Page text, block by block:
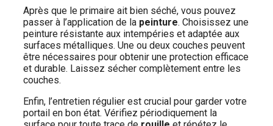
Après que le primaire ait bien séché, vous pouvez
passer à l’application de la peinture. Choisissez une
peinture résistante aux intempéries et adaptée aux
surfaces métalliques. Une ou deux couches peuvent
être nécessaires pour obtenir une protection efficace
et durable. Laissez sécher complètement entre les
couches.
Enfin, l’entretien régulier est crucial pour garder votre
portail en bon état. Vérifiez périodiquement la